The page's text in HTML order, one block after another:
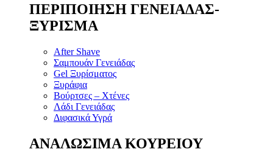
ΠΕΡΙΠΟΙΗΣΗ ΓΕΝΕΙΑΔΑΣ-
ΞΥΡΙΣΜΑ
After Shave
Σαμπουάν Γενειάδας
Gel Ξυρίσματος
Ξυράφια
Βούρτσες – Χτένες
Λάδι Γενειάδας
Διφασικά Υγρά
ΑΝΑΛΩΣΙΜΑ ΚΟΥΡΕΙΟΥ